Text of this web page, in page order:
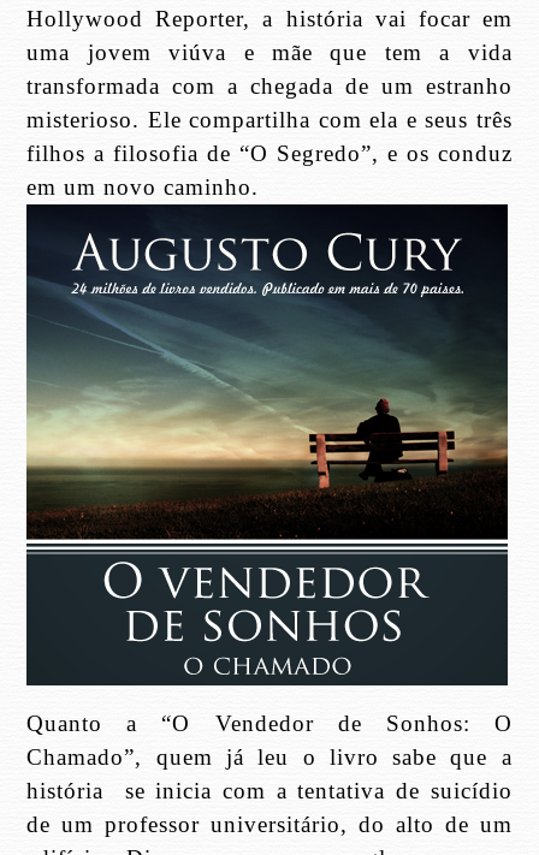
Hollywood Reporter, a história vai focar em
uma jovem viúva e mãe que tem a vida
transformada com a chegada de um estranho
misterioso. Ele compartilha com ela e seus três
filhos a filosofia de “O Segredo”, e os conduz
em um novo caminho.
Quanto a “O Vendedor de Sonhos: O
Chamado”, quem já leu o livro sabe que a
história se inicia com a tentativa de suicídio
de um professor universitário, do alto de um